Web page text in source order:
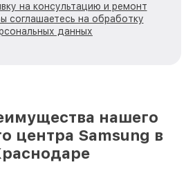
на консультацию и ремонт
соглашаетесь на обработку
данных
нашего
центра Samsung в